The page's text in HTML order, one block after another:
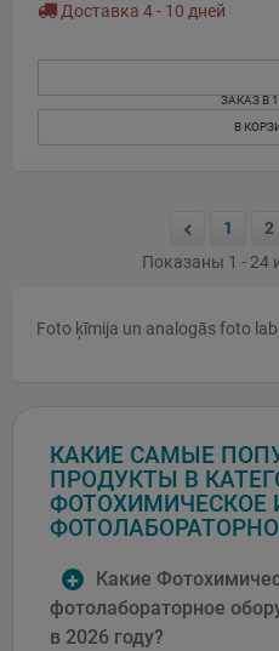
Доставка 4 - 10 дней
ЗАКАЗ В
В
1 2
Показаны 1 - 24
Foto ķīmija un analogās foto
КАКИЕ САМЫЕ
ПРОДУКТЫ В
ФОТОХИМИЧЕСКОЕ
Какие
фотолабораторное
в 2026 году?